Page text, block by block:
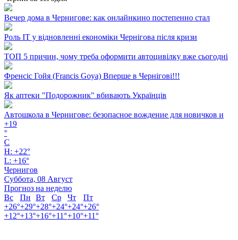
Вечер дома в Чернигове: как онлайнкино постепенно стал
Роль ІТ у відновленні економіки Чернігова після кризи
ТОП 5 причин, чому треба оформити автоцивілку вже сьогодні
Френсіс Гойя (Francis Goya) Вперше в Чернігові!!!
Як аптеки "Подорожник" вбивають Українців
Автошкола в Чернигове: безопасное вождение для новичков и
+19
°
C
H: +22°
L: +16°
Чернигов
Суббота, 08 Август
Прогноз на неделю
Вс
Пн Вт Ср Чт
Пт
+26°+29°+28°+24°+24°+26°
+12°+13°+16°+11°+10°+11°